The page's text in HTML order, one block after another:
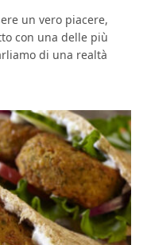
un vero piacere,
con una delle più
di una realtà